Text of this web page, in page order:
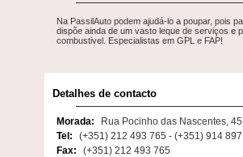
Na PassilAuto podem ajudá-lo a poupar, pois
dispõe ainda de um vasto leque de serviços e
combustivel. Especialistas em GPL e FAP!
Detalhes de contacto
Morada:
Rua Pocinho das Nascentes,
Tel:
(+351) 212 493 765 - (+351) 914
Fax:
(+351) 212 493 765